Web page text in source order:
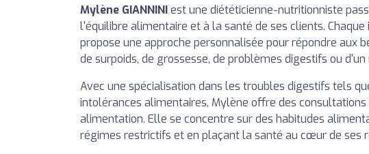
Mylène GIANNINIest une diététicienne-nutritionniste
l'équilibre alimentaire et à la santé de ses clients.
propose une approche personnalisée pour répondre aux
de surpoids, de grossesse, de problèmes digestifs ou
Avec une spécialisation dans les troubles digestifs tels
intolérances alimentaires, Mylène offre des
alimentation. Elle se concentre sur des habitudes
régimes restrictifs et en plaçant la santé au cœur de ses